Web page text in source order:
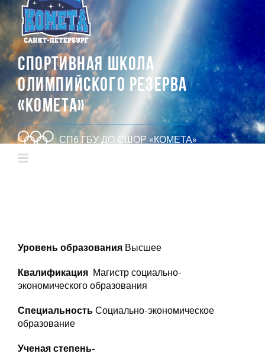
СПОРТИВНАЯ ШКОЛА
ОЛИМПИЙСКОГО РЕЗЕРВА
«КОМЕТА»
СПб ГБУ ДО СШОР «КОМЕТА»
Уровень образования Высшее
Квалификация Магистр социально-
экономического образования
Специальность Социально-экономическое
образование
Ученая степень-